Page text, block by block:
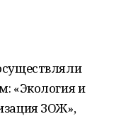
«Экология и
ЗОЖ»,